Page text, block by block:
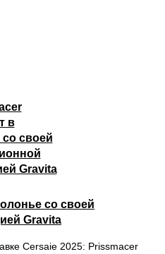
со своей
Gravita
Cersaie 2025: Prissmacer